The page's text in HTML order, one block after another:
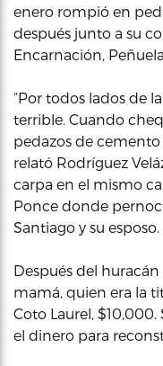
enero rompió en
después junto a su
Encarnación,
“Por todos lados de
terrible. Cuando
pedazos de cemento
relató Rodríguez
carpa en el mismo
Ponce donde
Santiago y su esposo.
Después del huracán
mamá, quien era la
Coto Laurel,
el dinero para